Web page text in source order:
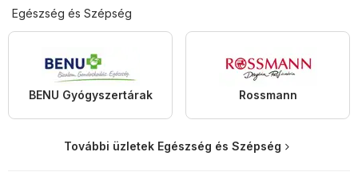
Egészség és Szépség
BENU Gyógyszertárak Rossmann
További üzletek Egészség és Szépség